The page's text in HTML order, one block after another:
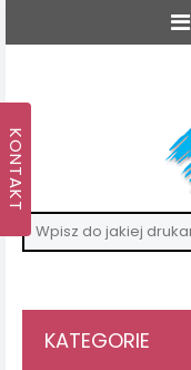
KATEGORIE